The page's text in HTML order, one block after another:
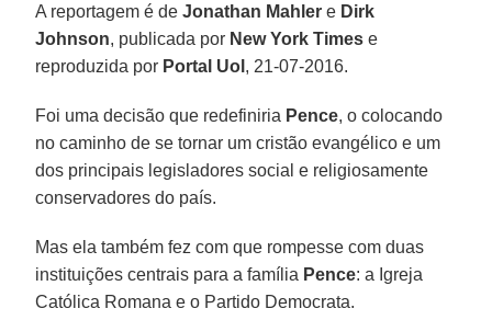
A reportagem é de Jonathan Mahler e Dirk
Johnson, publicada por New York Times e
reproduzida por Portal Uol , 21-07-2016.
Foi uma decisão que redefiniria Pence, o colocando
no caminho de se tornar um cristão evangélico e um
dos principais legisladores social e religiosamente
conservadores do país.
Mas ela também fez com que rompesse com duas
instituições centrais para a família Pence: a Igreja
Católica Romana e o Partido Democrata.